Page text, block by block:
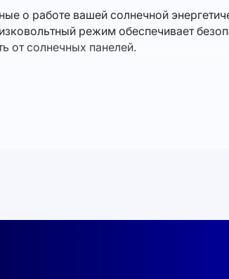
о работе вашей солнечной
режим обеспечивает
от солнечных панелей.